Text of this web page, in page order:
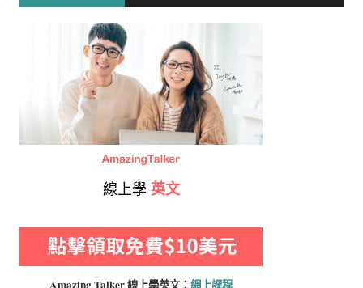
線上學 英文
Amazing Talker 線上學英文： 網上課程